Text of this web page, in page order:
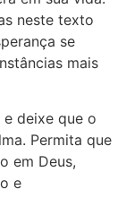
neste texto
se
mais
deixe que o
Permita que
em Deus,
e